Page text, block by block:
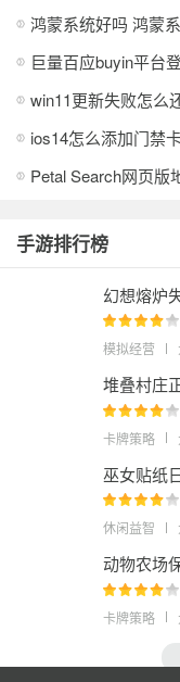
鸿蒙系统好吗 鸿蒙
巨量百应buyin平台
ios14怎么添加门禁
Petal Search网页版
手游排行榜
幻想熔炉
模拟经营
堆叠村庄
卡牌策略
巫女贴纸
休闲益智
动物农场
卡牌策略